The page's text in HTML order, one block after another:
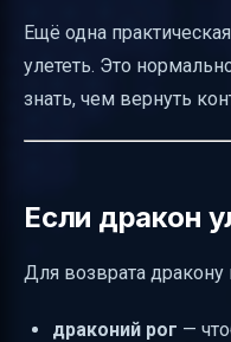
Ещё одна
улететь. Это
знать, чем вернуть
Если дракон
Для возврата
драконий рог —